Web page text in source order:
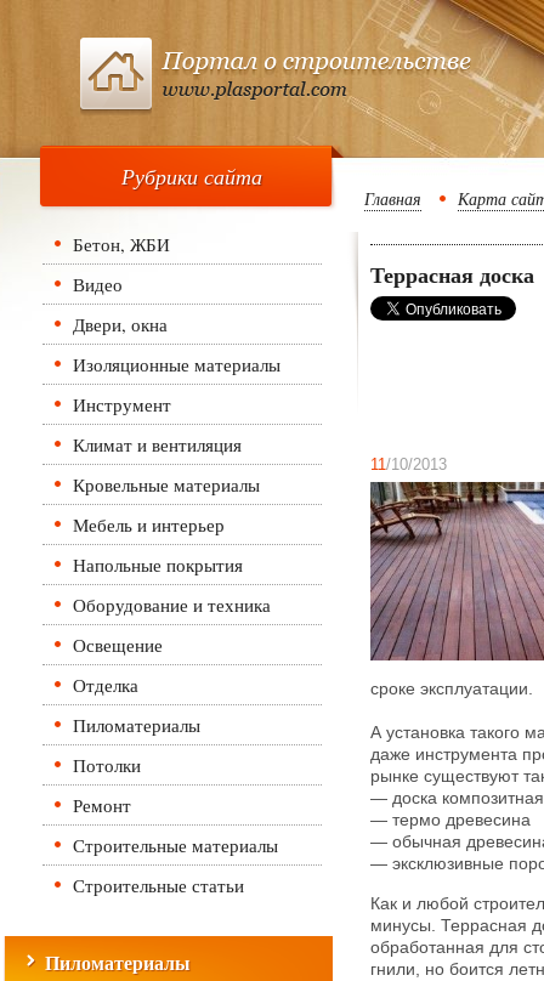
Рубрики сайта
Бетон, ЖБИ
Видео
Двери, окна
Изоляционные материалы
Инструмент
Климат и вентиляция
Кровельные материалы
Мебель и интерьер
Напольные покрытия
Оборудование и техника
Освещение
Отделка
Пиломатериалы
Потолки
Ремонт
Строительные материалы
Строительные статьи
Пиломатериалы
Главная Карта
Террасная доска
11/10/2013
сроке эксплуатации.
А установка такого
даже инструмента
рынке существуют
— доска композитная
— термо древесина
— обычная
— эксклюзивные
Как и любой
минусы. Террасная
обработанная для
гнили, но боится